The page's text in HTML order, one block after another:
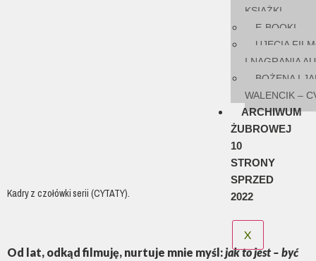
KSIĄŻKI
E-BOOKI
UJĘCIA
I NAGRANIA
BOŻENA I
WALENCIK –
ARCHIWUM
ŻUBROWEJ
10
STRONY
SPRZED
2022
X
Kadry z czołówki serii (CYTATY).
Od lat, odkąd filmuję, nurtuje mnie myśl:jak to jest – być